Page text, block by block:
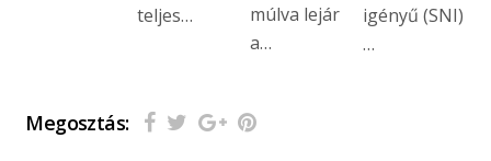
teljes…
múlva lejár
a…
igényű (SNI)
…
Megosztás: